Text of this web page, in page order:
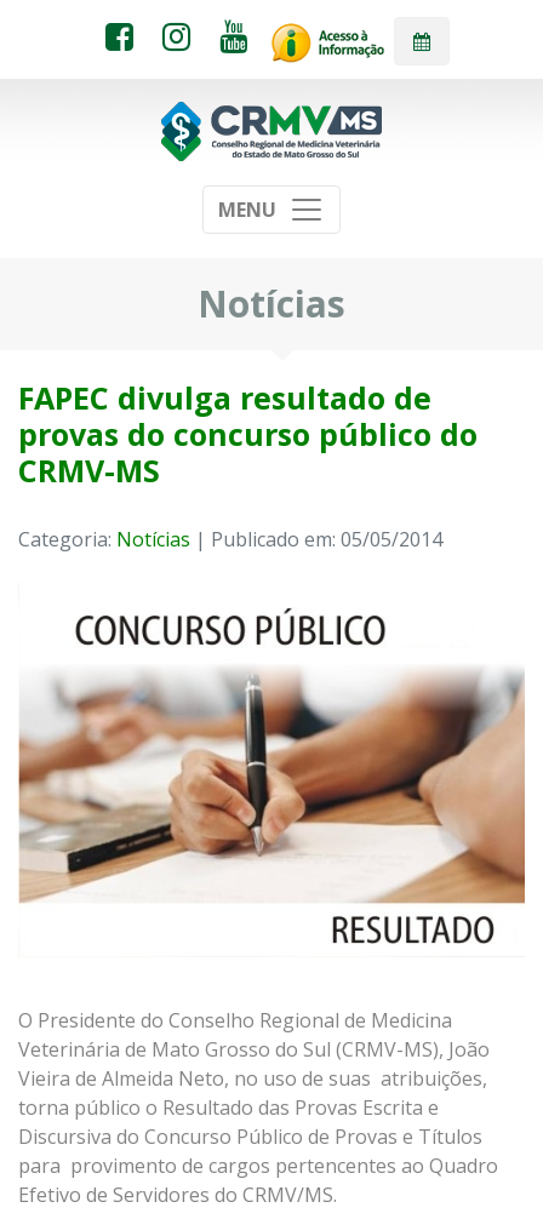
MENU
Notícias
FAPEC divulga resultado de
provas do concurso público do
CRMV-MS
Categoria: Notícias | Publicado em: 05/05/2014
O Presidente do Conselho Regional de Medicina
Veterinária de Mato Grosso do Sul (CRMV-MS), João
Vieira de Almeida Neto, no uso de suas atribuições,
torna público o Resultado das Provas Escrita e
Discursiva do Concurso Público de Provas e Títulos
para provimento de cargos pertencentes ao Quadro
Efetivo de Servidores do CRMV/MS.